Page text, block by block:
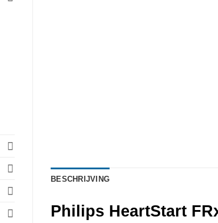
BESCHRIJVING
Philips HeartStart